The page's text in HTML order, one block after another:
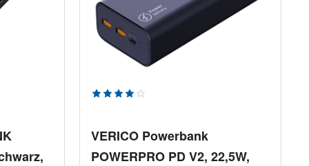
von 5 von 5 SternenDurchschnittliche Bewertung von 4
VERICO Powerbank
POWERPRO PD V2, 22,5W,